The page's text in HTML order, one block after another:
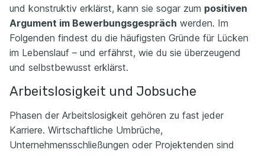
und konstruktiv erklärst, kann sie sogar zum positiven
Argument im Bewerbungsgespräch werden. Im
Folgenden findest du die häufigsten Gründe für Lücken
im Lebenslauf – und erfährst, wie du sie überzeugend
und selbstbewusst erklärst.
Arbeitslosigkeit und Jobsuche
Phasen der Arbeitslosigkeit gehören zu fast jeder
Karriere. Wirtschaftliche Umbrüche,
Unternehmensschließungen oder Projektenden sind